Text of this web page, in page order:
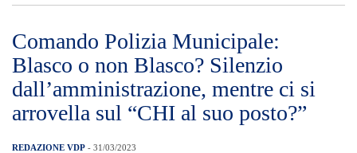
Comando Polizia Municipale:
Blasco o non Blasco? Silenzio
dall’amministrazione, mentre ci si
arrovella sul “CHI al suo posto?”
REDAZIONE VDP - 31/03/2023